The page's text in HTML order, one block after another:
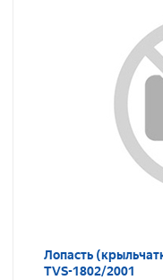
Лопасть
TVS-1802/2001